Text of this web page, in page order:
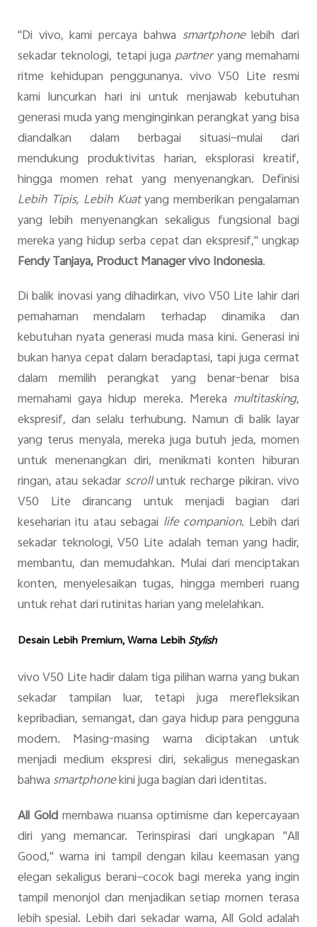
"Di vivo, kami percaya bahwa smartphonelebih dari
sekadar teknologi, tetapi jugapartneryang memahami
ritme kehidupan penggunanya. vivo V50 Lite resmi
kami luncurkan hari ini untuk menjawab kebutuhan
generasi muda yang menginginkan perangkat yang bisa
diandalkan dalam berbagai situasi—mulai dari
mendukung produktivitas harian, eksplorasi kreatif,
hingga momen rehat yang menyenangkan. Definisi
Lebih Tipis, Lebih Kuatyang memberikan pengalaman
yang lebih menyenangkan sekaligus fungsional bagi
mereka yang hidup serba cepat dan ekspresif," ungkap
Fendy Tanjaya, Product Manager vivo Indonesia.
Di balik inovasi yang dihadirkan, vivo V50 Lite lahir dari
pemahaman mendalam terhadap dinamika dan
kebutuhan nyata generasi muda masa kini. Generasi ini
bukan hanya cepat dalam beradaptasi, tapi juga cermat
dalam memilih perangkat yang benar-benar bisa
memahami gaya hidup mereka. Mereka multitasking,
ekspresif, dan selalu terhubung. Namun di balik layar
yang terus menyala, mereka juga butuh jeda, momen
untuk menenangkan diri, menikmati konten hiburan
ringan, atau sekadar scrolluntuk recharge pikiran. vivo
V50 Lite dirancang untuk menjadi bagian dari
keseharian itu atau sebagai life companion. Lebih dari
sekadar teknologi, V50 Lite adalah teman yang hadir,
membantu, dan memudahkan. Mulai dari menciptakan
konten, menyelesaikan tugas, hingga memberi ruang
untuk rehat dari rutinitas harian yang melelahkan.
Desain Lebih Premium, Warna LebihStylish
vivo V50 Lite hadir dalam tiga pilihan warna yang bukan
sekadar tampilan luar, tetapi juga merefleksikan
kepribadian, semangat, dan gaya hidup para pengguna
modern. Masing-masing warna diciptakan untuk
menjadi medium ekspresi diri, sekaligus menegaskan
bahwa smartphonekini juga bagian dari identitas.
All Goldmembawa nuansa optimisme dan kepercayaan
diri yang memancar. Terinspirasi dari ungkapan "All
Good," warna ini tampil dengan kilau keemasan yang
elegan sekaligus berani—cocok bagi mereka yang ingin
tampil menonjol dan menjadikan setiap momen terasa
lebih spesial. Lebih dari sekadar warna, All Gold adalah